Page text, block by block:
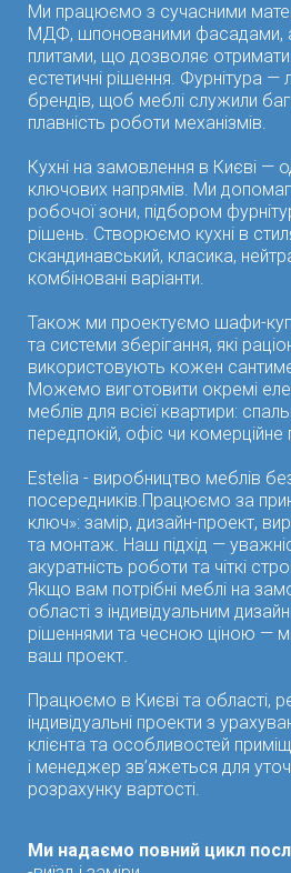
Ми працюємо з сучасними
МДФ, шпонованими фасадами,
плитами, що дозволяє отримати
естетичні рішення. Фурнітура —
брендів, щоб меблі служили
плавність роботи механізмів.
Кухні на замовлення в Києві —
ключових напрямів. Ми
робочої зони, підбором
рішень. Створюємо кухні в
скандинавський, класика,
комбіновані варіанти.
Також ми проектуємо шафи-
та системи зберігання, які
використовують кожен
Можемо виготовити окремі
меблів для всієї квартири:
передпокій, офіс чи комерційне
Estelia - виробництво меблів
посередників.Працюємо за
ключ»: замір, дизайн-проект,
та монтаж. Наш підхід —
акуратність роботи та чіткі
Якщо вам потрібні меблі на
області з індивідуальним
рішеннями та чесною ціною —
ваш проект.
Працюємо в Києві та області,
індивідуальні проекти з
клієнта та особливостей
і менеджер зв’яжеться для
розрахунку вартості.
Ми надаємо повний цикл